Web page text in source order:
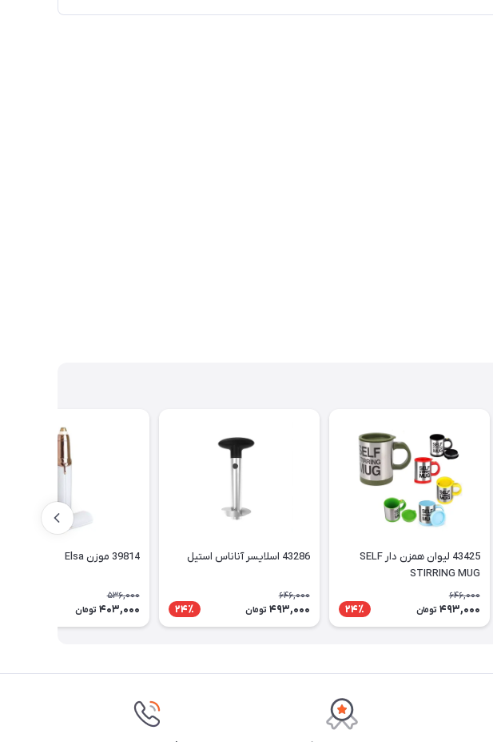
43425 لیوان همزن دار SELF
STIRRING MUG
646,000
493,000 تومان 24٪
43286 اسلایسر آناناس استیل
646,000
493,000 تومان 24٪
39814 موزن Elsa
536,000
403,000 تومان